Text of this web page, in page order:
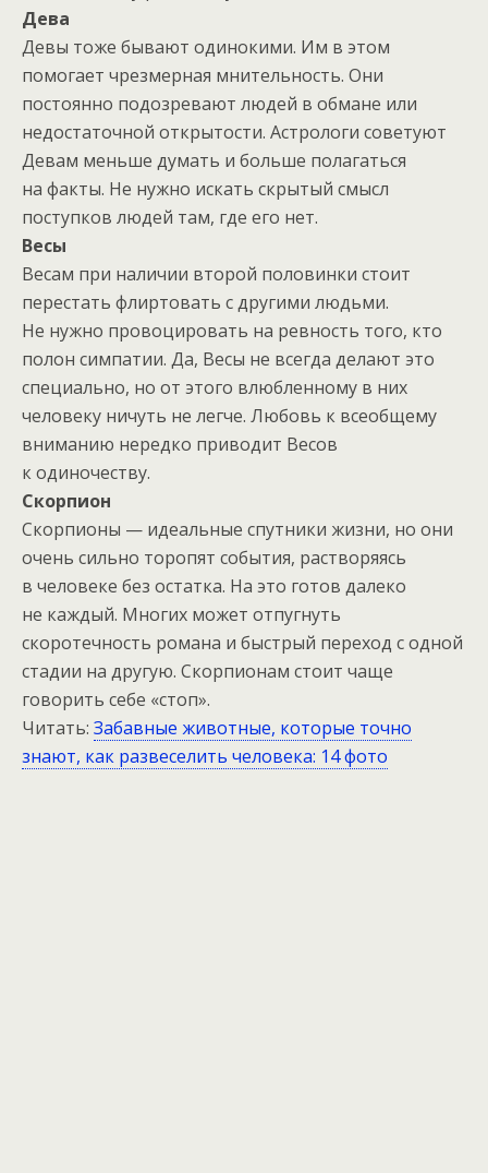
Дева
Девы тоже бывают одинокими. Им в этом
помогает чрезмерная мнительность. Они
постоянно подозревают людей в обмане или
недостаточной открытости. Астрологи советуют
Девам меньше думать и больше полагаться
на факты. Не нужно искать скрытый смысл
поступков людей там, где его нет.
Весы
Весам при наличии второй половинки стоит
перестать флиртовать с другими людьми.
Не нужно провоцировать на ревность того, кто
полон симпатии. Да, Весы не всегда делают это
специально, но от этого влюбленному в них
человеку ничуть не легче. Любовь к всеобщему
вниманию нередко приводит Весов
к одиночеству.
Скорпион
Скорпионы — идеальные спутники жизни, но они
очень сильно торопят события, растворяясь
в человеке без остатка. На это готов далеко
не каждый. Многих может отпугнуть
скоротечность романа и быстрый переход с одной
стадии на другую. Скорпионам стоит чаще
говорить себе «стоп».
Читать: Забавные животные, которые точно
знают, как развеселить человека: 14 фото